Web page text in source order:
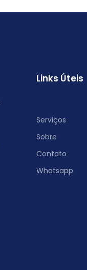
Links Úteis
Serviços
Sobre
Contato
Whatsapp